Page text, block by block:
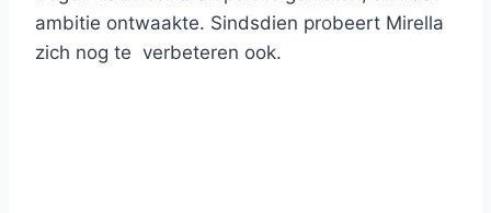
ambitie ontwaakte. Sindsdien probeert Mirella
zich nog te verbeteren ook.